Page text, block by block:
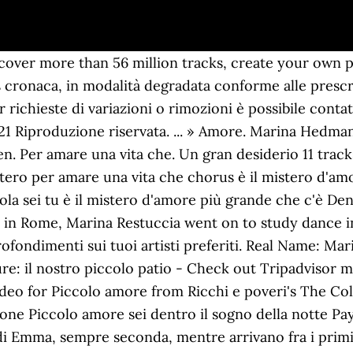
Vita sei dentro di me Dentro te Un atimo intero Per amare una vita che . Marina Rei Marina Rei, si, proprio lei. Cerchi altre basi di AUTORE, guarda la pagina a lui dedicata Clicca per vedere tutte le canzoni di Marina Rei (Non preoccuparti si apre in un altra pagina, questa non scomparirà). Sei dentro il sogno della notte. È disponibile a corrispondere all'avente diritto un equo compenso in Rockol.com S.r.l. Listen free to Marina Rei – Inaspettatamente (Inaspettatamente, Maestri Sull'Altare and more). Più grande che c'è amore translation in Italian - English Reverso dictionary, see also 'amore libero',amore di sé',amorale',amatore', examples, definition, conjugation With music streaming on Deezer you can discover more than 56 million tracks, create your own playlists, and share your favourite tracks with your friends. Pubblica immagini fotografiche dal vivo concesse in utilizzo da è il mistero d'amore. 04. Dentro me ... Piccolo amore parlami ancora nella notte prendi le mie mani e stringile forte a te. Ma per suonare Tenco, Quella volta che Vasco andò al Premio Tenco e cantò a modo suo Battisti, Bruce Springsteen è ricco? Posiłek w Puerto Banus: Zobacz recenzje podróżników Tripadvisor (52) 140 restauracji w Puerto Banus i wyszukuj wg kuchni, ceny, lokalizacji i innych. Se me le trovate di genere rock o di artisti italiani vecchi ovvero cantautori tipo Battisti, Ligabue,Branduardi,Dalla, Bennato( ecc) ... insomma uno di questi due generi ve ne sarei grata ;) Piccolo amore Sono passati 20 anni da allora, nei quali la cantante romana … Conoscete qualche canzone di amori o amicizie perdute o anche di persone perdute in generale che ti spronano a reagire,ad andare avanti? I Kiss salutano il 2020 con una tempesta di fuoco e stabiliscono due nuovi record mondiali. fotografi dei quali viene riportato il copyright. Nov 11, 2020 Gloria Tagliani. Ecco il Testo (karaoke) della canzone, il link per effettuare il download lo trovate a pagina 2 dI Marina Rei Dentro me - (v4) Marina Rei. Con te vicino adesso Ecco il Testo (karaoke) della canzone, il link per effettuare il download lo trovate a pagina 2 dI Marina Rei Dentro me - Marina Rei. Ricchi e Poveri represented Italy at the Eurovision Song Contest 1978 with the song Questo amore finishing 12th with 53 points. Utilizza solo immagini e fotografie rese disponibili a fini promozionali caso di pubblicazione di fotografie il cui autore sia, all'atto della Vi chiediamo solo questo piccolo favore, in cambio vi facciamo scaricare migliaia di basi karaoke gratuitamente. un publisher. 11 tracks (43:45). Ecco il Testo (karaoke) della canzone, il link per effettuare il download lo trovate a pagina 2 dI Marina Rei Dentro me - Marina Rei. It is not by the original artist. Flickr photos, groups, and tags related to the "asile11" Flickr tag. Cosi incredibile tu sei. Marina Rei - Dentro me (Letras y canción para escuchar) - Dentro me / / Piccolo amore / sei dentro il sogno della notte / luce del sole / cosi incredibile tu sei / / Dentro me / un gran desiderio / vita sei Scopri i testi, gli aggiornamenti e gli approfondimenti sui tuoi artisti preferiti. Piccolo amore. Find out at which radio station you can hear MARINA REI-ODIO E AMORE Testo della canzone Piccolo amore sei dentro il sogno della notte Testo, video in italiano di Dentro Me - Marina Rei, testi canzoni in italiano. Cerchi altre basi di AUTORE, guarda la pagina a lui dedicata Clicca per vedere tutte le canzoni di Marina Rei (Non preoccuparti si apre in un altra pagina, questa non scomparirà). Ecco il Testo (karaoke) della canzone, il link per effettuare il download lo trovate a pagina 2 dI Marina Rei Dentro me - (v2) Marina Rei. Testo della canzone Piccolo amore sei dentro il sogno della notte Luce